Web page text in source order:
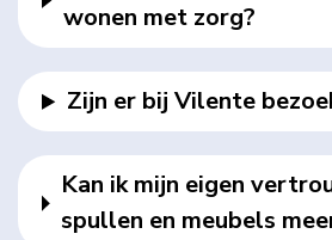
wonen met zorg?
Zijn er bij Vilente
Kan ik mijn eigen
spullen en meubels